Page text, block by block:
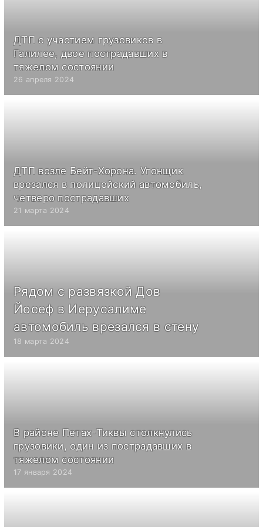
ДТП с участием грузовиков в
Галилее, двое пострадавших в
тяжелом состоянии
26 апреля 2024
ДТП возле Бейт-Хорона. Угонщик
врезался в полицейский автомобиль,
четверо пострадавших
21 марта 2024
Рядом с развязкой Дов
Йосеф в Иерусалиме
автомобиль врезался в стену
18 марта 2024
В районе Петах-Тиквы столкнулись
грузовики, один из пострадавших в
тяжелом состоянии
17 января 2024